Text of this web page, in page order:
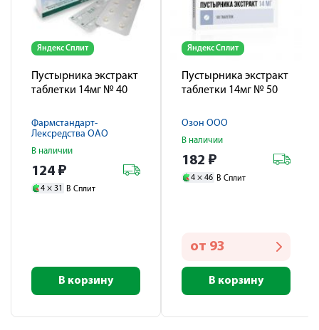
Яндекс Сплит
Пустырника экстракт
таблетки 14мг № 40
Фармстандарт-
Лексредства ОАО
В наличии
124 ₽
4 × 31 В Сплит
В корзину
Яндекс Сплит
Пустырника экстракт
таблетки 14мг № 50
Озон ООО
В наличии
182 ₽
4 × 46 В Сплит
от 93
В корзину